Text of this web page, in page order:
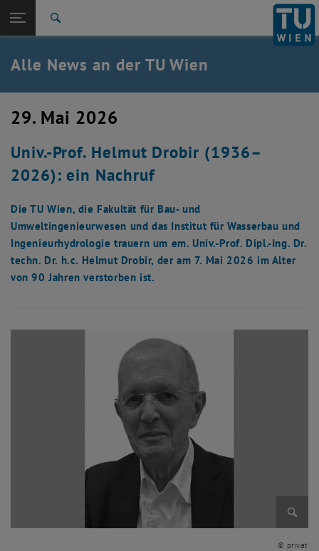
TU Login
Quicklinks
Quicklinks-Menü umschalten
Studium
Karriere
Zurück: Subseiten von TU Wien Startseite auflisten
Zurück zur letzten Ebene:
TU Wien Startseite
Übersicht
Alle News an der TU Wien
29. Mai 2026
Univ.-Prof. Helmut Drobir (1936–
2026): ein Nachruf
Die TU Wien, die Fakultät für Bau- und
Umweltingenieurwesen und das Institut für Wasserbau und
Ingenieurhydrologie trauern um em. Univ.-Prof. Dipl.-Ing. Dr.
techn. Dr. h.c. Helmut Drobir, der am 7. Mai 2026 im Alter
von 90 Jahren verstorben ist.
© privat